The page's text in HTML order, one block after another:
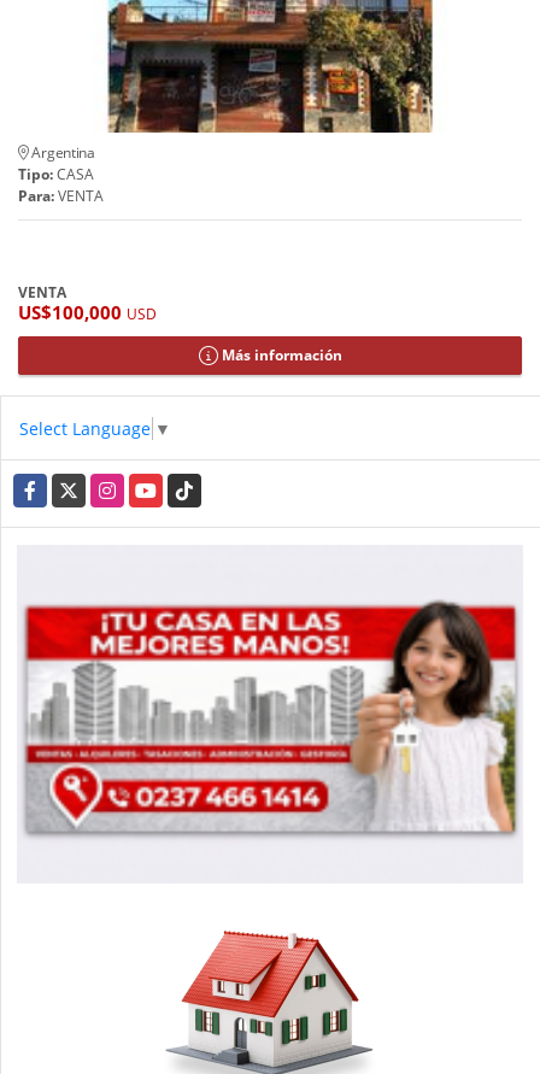
Argentina
Tipo:CASA
Para:VENTA
VENTA
US$100,000 USD
Más información
Select Language ▼
Facebook
X InstagramYouTubeTikTok